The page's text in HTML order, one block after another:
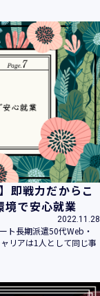
9:00～18:00）
。）が取得する
をいいます。
クネーム、IPア
即戦力だからこ
境で安心就業
2022.11.28
ト長期派遣50代Web・
リアは1人として同じ事